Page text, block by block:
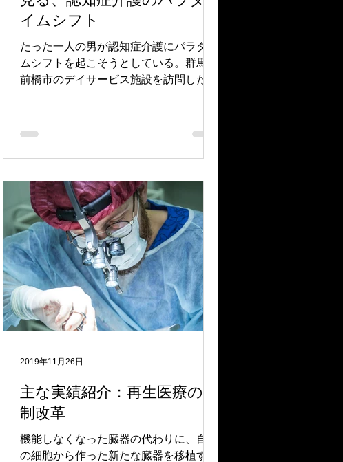
イムシフト
たった一人の男が認知症介護にパラダイ
ムシフトを起こそうとしている。群馬県
前橋市のデイサービス施設を訪問した私
ビスという、聞きなれない介護事業を行
室。私が訪問した時は「美術」
主な実績紹介：再生医療の規
制改革
​機能しなくなった臓器の代わりに、自分
の細胞から作った新たな臓器を移植す
2019年11月26日